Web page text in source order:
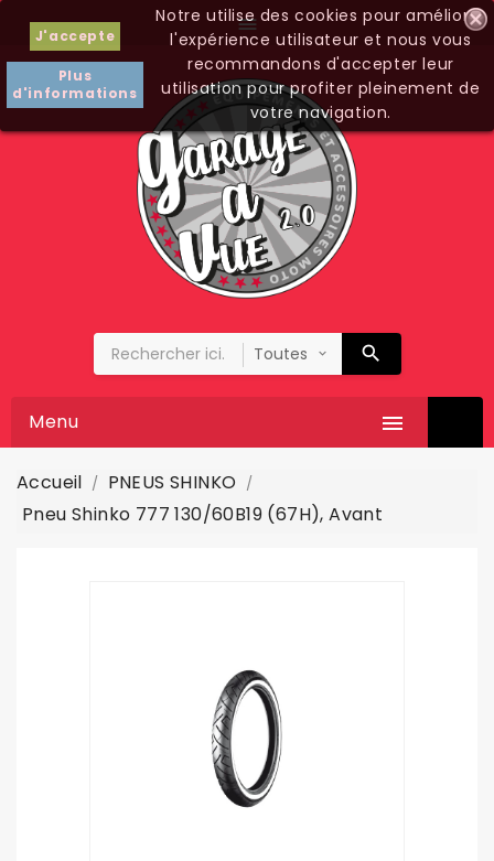

J'accepte
Plus
d'informations
Notre utilise des cookies pour améliorer
l'expérience utilisateur et nous vous
recommandons d'accepter leur
utilisation pour profiter pleinement de
votre navigation.

Menu
Accueil
PNEUS SHINKO
Pneu Shinko 777 130/60B19 (67H), Avant